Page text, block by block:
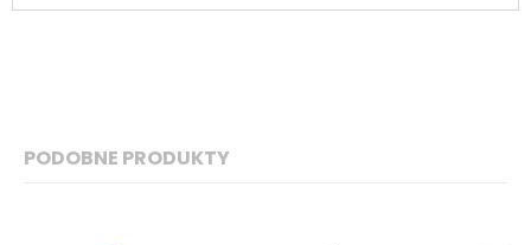
PODOBNE PRODUKTY